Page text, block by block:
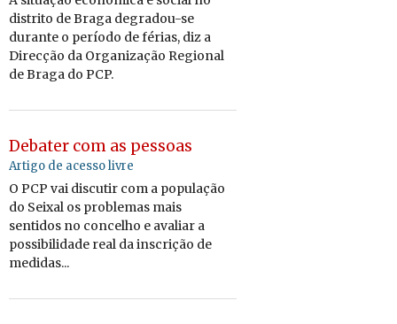
distrito de Braga degradou-se
durante o período de férias, diz a
Direcção da Organização Regional
de Braga do PCP.
Debater com as pessoas
Artigo de acesso livre
O PCP vai discutir com a população
do Seixal os problemas mais
sentidos no concelho e avaliar a
possibilidade real da inscrição de
medidas...